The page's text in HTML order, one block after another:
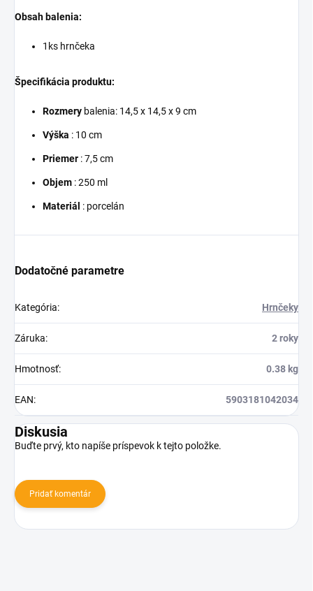
Obsah balenia:
1ks hrnčeka
Špecifikácia produktu:
Rozmery balenia: 14,5 x 14,5 x 9 cm
Výška : 10 cm
Priemer : 7,5 cm
Objem : 250 ml
Materiál : porcelán
Dodatočné parametre
Kategória: Hrnčeky
Záruka: 2 roky
Hmotnosť: 0.38 kg
EAN: 5903181042034
Diskusia
Buďte prvý, kto napíše príspevok k tejto položke.
Pridať komentár